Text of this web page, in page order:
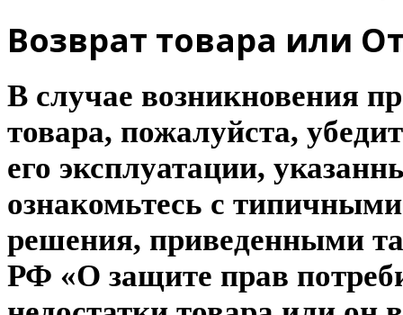
Возврат товара или
В случае возникновения
товара, пожалуйста,
его эксплуатации,
ознакомьтесь с
решения, приведенными
РФ «О защите прав